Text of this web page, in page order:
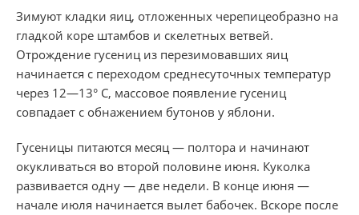
Зимуют кладки яиц, отложенных черепицеобразно на
гладкой коре штамбов и скелетных ветвей.
Отрождение гусениц из перезимовавших яиц
начинается с переходом среднесуточных температур
через 12—13° С, массовое появление гусениц
совпадает с обнажением бутонов у яблони.
Гусеницы питаются месяц — полтора и начинают
окукливаться во второй половине июня. Куколка
развивается одну — две недели. В конце июня —
начале июля начинается вылет бабочек. Вскоре после